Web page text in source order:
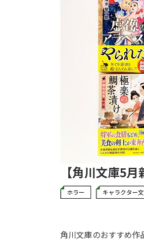
【角川文庫5月
ホラー キャラクター
角川文庫のおすすめ